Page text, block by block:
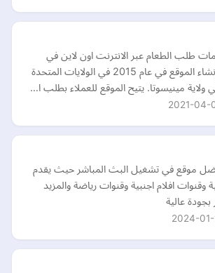
طلب الطعام عبر الانترنت اون لاين في
الشرق الأوسط. تم إنشاء الموقع في عام 2015 في الولايات المتحدة
ولاية مينيسوتا. يتيح الموقع للعملاء بطلب ا…
2021-04-
موقع في تشغيل البث المباشر حيث يقدم
وقنوات افلام اجنبية وقنوات رياضة والمزيد
عالية
2024-01-